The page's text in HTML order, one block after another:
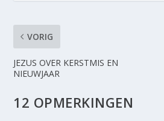
VORIG
JEZUS OVER KERSTMIS EN
NIEUWJAAR
12 OPMERKINGEN